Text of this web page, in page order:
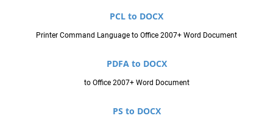
PCL to DOCX
Printer Command Language to Office 2007+ Word Document
PDFA to DOCX
to Office 2007+ Word Document
PS to DOCX